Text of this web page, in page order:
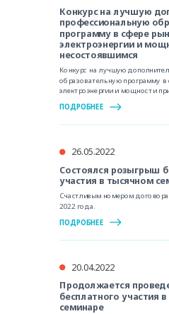
Конкурс на лучшую
профессиональную
программу в сфере
электроэнергии и
несостоявшимся
Конкурс на лучшую
образовательную программу в
электроэнергии и мощности
ПОДРОБНЕЕ
26.05.2022
Состоялся розыгрыш
участия в тысячном
Счастливым номером
2022 года.
ПОДРОБНЕЕ
20.04.2022
Продолжается
бесплатного участия
семинаре